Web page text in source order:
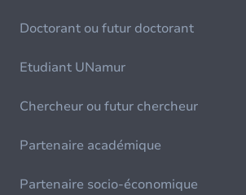
Doctorant ou futur doctorant
Etudiant UNamur
Chercheur ou futur chercheur
Partenaire académique
Partenaire socio-économique